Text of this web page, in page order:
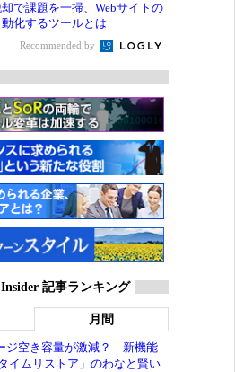
で課題を一掃、Webサイトの
化するツールとは
Recommended by
記事ランキング
月間
ジ空き容量が激減？ 新機能
イムリストア」のわなと賢い